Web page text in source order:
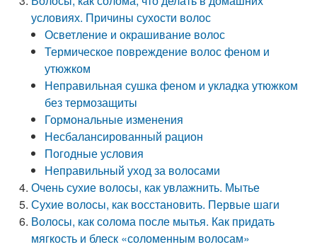
условиях. Причины сухости волос
Осветление и окрашивание волос
Термическое повреждение волос феном и
утюжком
Неправильная сушка феном и укладка утюжком
без термозащиты
Гормональные изменения
Несбалансированный рацион
Погодные условия
Неправильный уход за волосами
Очень сухие волосы, как увлажнить. Мытье
Сухие волосы, как восстановить. Первые шаги
Волосы, как солома после мытья. Как придать
мягкость и блеск «соломенным волосам»